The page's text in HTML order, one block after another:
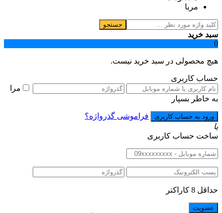
مربا
جستجو
سبد خرید
0
هیچ محصولی در سبد خرید نیست.
حساب کاربری
مرا
به خاطر بسپار
فراموشی گذرواژه؟
یا
ساخت حساب کاربری
حداقل 8 کاراکتر